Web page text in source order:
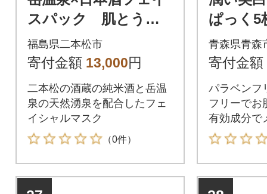
スパック 肌とうじ2
箱セット
福島県二本松市
寄付金額 13,000円
二本松の酒蔵の純米酒と岳温
泉の天然湧泉を配合したフェ
イシャルマスク
（0件）
ぱっく5
森産り
潤いを
青森県青森
寄付金額
パラベンフ
フリーでお
有効成分で
抑え肌荒れ